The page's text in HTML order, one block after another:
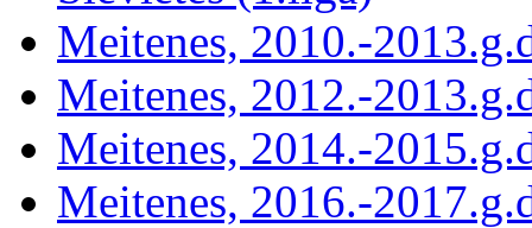
Meitenes, 2010.-
Meitenes, 2012.-
Meitenes, 2014.-
Meitenes, 2016.-